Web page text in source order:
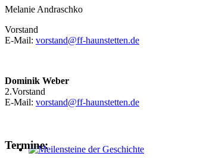
Melanie Andraschko
Vorstand
E-Mail: vorstand@ff-haunstetten.de
Dominik Weber
2.Vorstand
E-Mail: vorstand@ff-haunstetten.de
Termine: